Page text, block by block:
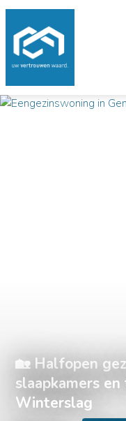
🏡 Halfopen
slaapkamers
Winterslag